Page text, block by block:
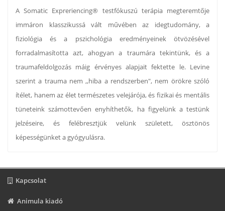
A Somatic Expreriencing® testfókuszú terápia megteremtője
immáron klasszikussá vált művében az idegtudomány, a
fiziológia és a pszichológia eredményeinek ötvözésével
forradalmasította azt, ahogyan a traumára tekintünk, és a
traumafeldolgozás máig érvényes alapjait fektette le. Levine
szerint a trauma nem ,,hiba a rendszerben", nem örökre szóló
ítélet, hanem az élet természetes velejárója, és fizikai és mentális
tüneteink számottevően enyhíthetők, ha figyelünk a testünk
jelzéseire, és felébresztjük velünk született, ösztönös
képességünket a gyógyulásra.
Kapcsolat
Animula kiadó